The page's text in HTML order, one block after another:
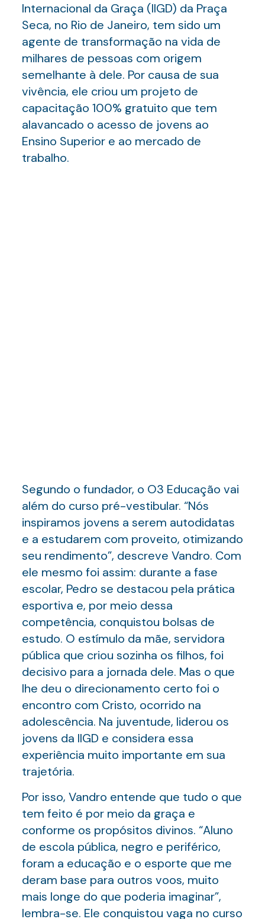
Internacional da Graça (IIGD) da Praça
Seca, no Rio de Janeiro, tem sido um
agente de transformação na vida de
milhares de pessoas com origem
semelhante à dele. Por causa de sua
vivência, ele criou um projeto de
capacitação 100% gratuito que tem
alavancado o acesso de jovens ao
Ensino Superior e ao mercado de
trabalho.
Segundo o fundador, o O3 Educação vai
além do curso pré-vestibular. “Nós
inspiramos jovens a serem autodidatas
e a estudarem com proveito, otimizando
seu rendimento”, descreve Vandro. Com
ele mesmo foi assim: durante a fase
escolar, Pedro se destacou pela prática
esportiva e, por meio dessa
competência, conquistou bolsas de
estudo. O estímulo da mãe, servidora
pública que criou sozinha os filhos, foi
decisivo para a jornada dele. Mas o que
lhe deu o direcionamento certo foi o
encontro com Cristo, ocorrido na
adolescência. Na juventude, liderou os
jovens da IIGD e considera essa
experiência muito importante em sua
trajetória.
Por isso, Vandro entende que tudo o que
tem feito é por meio da graça e
conforme os propósitos divinos. “Aluno
de escola pública, negro e periférico,
foram a educação e o esporte que me
deram base para outros voos, muito
mais longe do que poderia imaginar”,
lembra-se. Ele conquistou vaga no curso